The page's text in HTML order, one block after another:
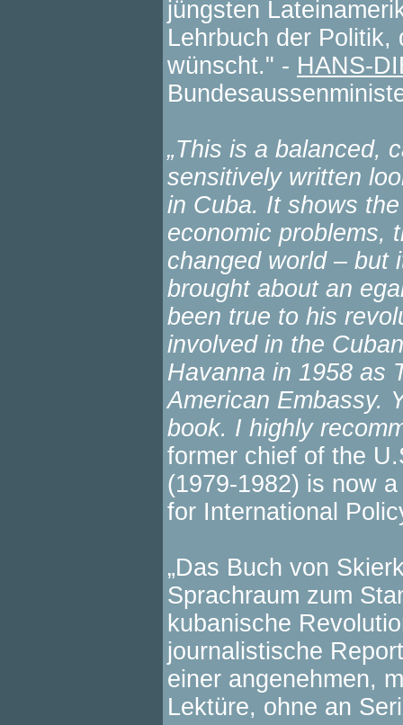
jüngsten
Lehrbuch der Politik,
wünscht." - HANS-
„This is a balanced,
sensitively written
in Cuba. It shows
economic problems,
changed world – but
brought about an
been true to his
involved in the
Havanna in 1958 as
American Embassy.
book. I highly
former chief of the
(1979-1982) is now
for International
„Das Buch von
Sprachraum zum
kubanische
journalistische
einer angenehmen,
Lektüre, ohne an